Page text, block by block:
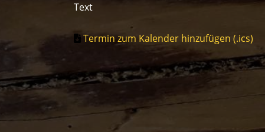
Text
Termin zum Kalender hinzufügen (.ics)